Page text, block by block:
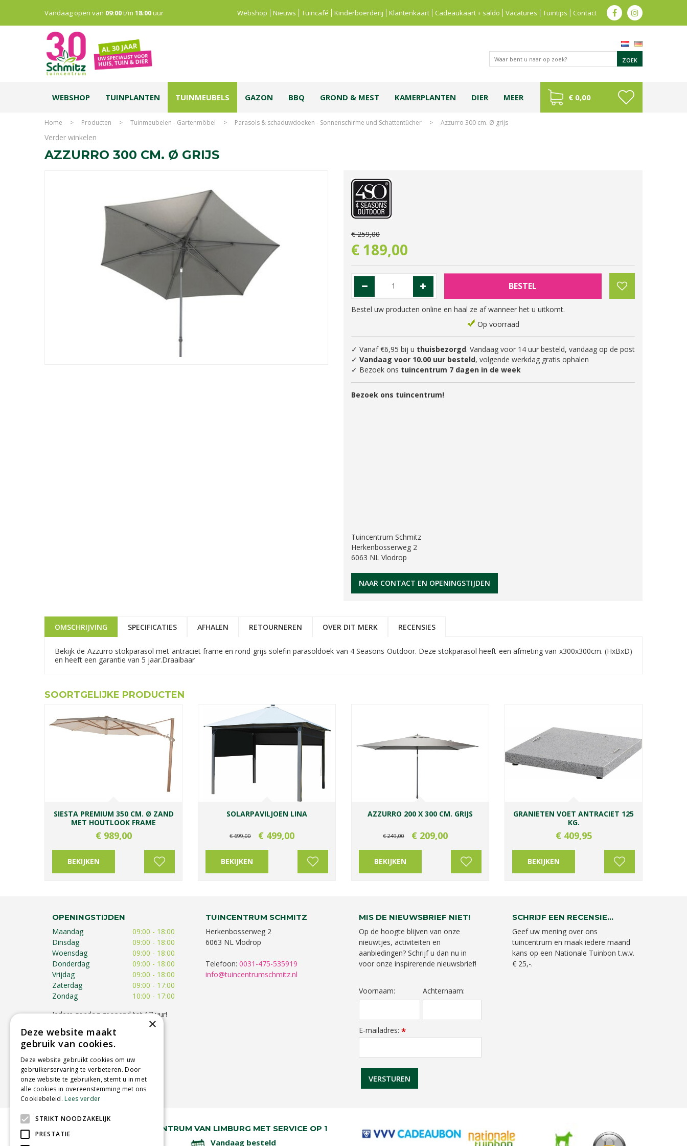
Home > Producten > Tuinmeubelen - Gartenmöbel > Parasols & schaduwdoeken - Sonnenschirme und Schattentücher > Azzurro 300 cm. Ø grijs
Vandaag open van 09:00t/m 18:00uur Webshop Nieuws Tuincafé Kinderboerderij Klantenkaart Cadeaukaart + saldo Vacatures Tuintips Contact
WEBSHOP TUINPLANTEN TUINMEUBELS GAZON BBQ GROND & MEST KAMERPLANTEN DIER MEER € 0,00
Verder winkelen
AZZURRO 300 CM. Ø GRIJS
€ 259,00
€ 189,00
Bestel uw producten online en haal ze af wanneer het u uitkomt.
Op voorraad
✓ Vanaf €6,95 bij u thuisbezorgd. Vandaag voor 14 uur besteld, vandaag op de post
✓ Vandaag voor 10.00 uur besteld, volgende werkdag gratis ophalen
✓ Bezoek ons tuincentrum 7 dagen in de week
Bezoek ons tuincentrum!
Tuincentrum Schmitz
Herkenbosserweg 2
6063 NL Vlodrop
NAAR CONTACT EN OPENINGSTIJDEN
OMSCHRIJVING SPECIFICATIES AFHALEN RETOURNEREN OVER DIT MERK RECENSIES
Bekijk de Azzurro stokparasol met antraciet frame en rond grijs solefin parasoldoek van 4 Seasons Outdoor. Deze stokparasol heeft een afmeting van x300x300cm. (HxBxD)
en heeft een garantie van 5 jaar.Draaibaar
SOORTGELIJKE PRODUCTEN
SIESTA PREMIUM 350 CM. Ø ZAND
MET HOUTLOOK FRAME
€ 989,00
BEKIJKEN
SOLARPAVILJOEN LINA
€ 699,00 € 499,00
BEKIJKEN
AZZURRO 200 X 300 CM. GRIJS
€ 249,00 € 209,00
BEKIJKEN
GRANIETEN VOET ANTRACIET 125
KG.
€ 409,95
BEKIJKEN
OPENINGSTIJDEN
Maandag
09:00 - 18:00
Dinsdag
09:00 - 18:00
Woensdag
09:00 - 18:00
Donderdag
09:00 - 18:00
Vrijdag
09:00 - 18:00
Zaterdag
09:00 - 17:00
Zondag
10:00 - 17:00
Iedere zondag geopend tot 17 uur!
openingstijden afwijken!
Toon alle openingstijden
TUINCENTRUM SCHMITZ
Herkenbosserweg 2
6063 NL Vlodrop
Telefoon: 0031-475-535919
info@tuincentrumschmitz.nl
MIS DE NIEUWSBRIEF NIET!
Op de hoogte blijven van onze
nieuwtjes, activiteiten en
aanbiedingen? Schrijf u dan nu in
voor onze inspirerende nieuwsbrief!
Voornaam: Achternaam:
E-mailadres: *
SCHRIJF EEN RECENSIE...
Geef uw mening over ons
tuincentrum en maak iedere maand
kans op een Nationale Tuinbon t.w.v.
€ 25,-.
RUIM 30 JAAR HÉT TUINCENTRUM VAN LIMBURG MET SERVICE OP 1
Vandaag besteld
×
Deze website maakt
gebruik van cookies.
Deze website gebruikt cookies om uw
gebruikerservaring te verbeteren. Door
onze website te gebruiken, stemt u in met
alle cookies in overeenstemming met ons
Cookiebeleid.Lees verder
STRIKT NOODZAKELIJK
PRESTATIE